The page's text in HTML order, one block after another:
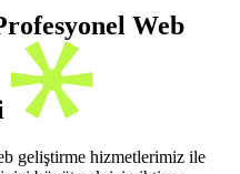
Web
geliştirme hizmetlerimiz ile